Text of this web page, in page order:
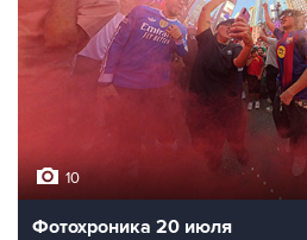
10
Фотохроника 20 июля